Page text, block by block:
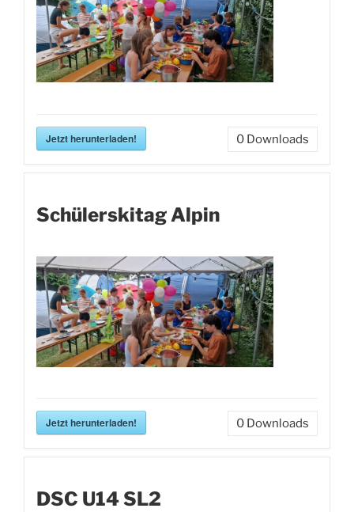
Jetzt herunterladen! 0 Downloads
Schülerskitag Alpin
Jetzt herunterladen! 0 Downloads
DSC U14 SL2